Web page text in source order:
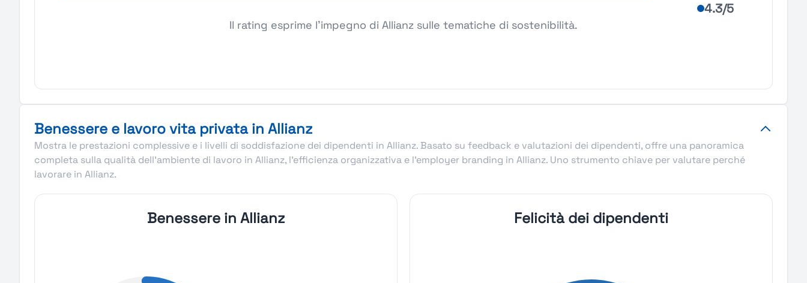
4.3/5
Il rating esprime l'impegno di Allianz sulle tematiche di sostenibilità.
Benessere e lavoro vita privata in Allianz
Mostra le prestazioni complessive e i livelli di soddisfazione dei dipendenti in Allianz. Basato su feedback e valutazioni dei dipendenti, offre una panoramica
completa sulla qualità dell’ambiente di lavoro in Allianz, l’efficienza organizzativa e l’employer branding in Allianz. Uno strumento chiave per valutare perché
lavorare in Allianz.
Benessere in Allianz Felicità dei dipendenti